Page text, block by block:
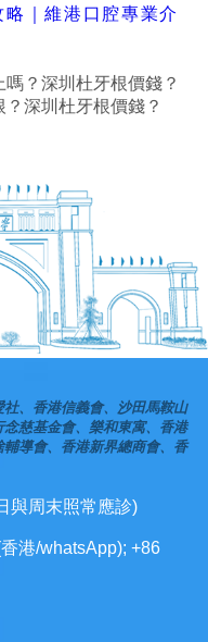
｜維港口腔專業介
？深圳杜牙根價錢？
深圳杜牙根價錢？
、香港信義會、沙田馬鞍山
慈基金會、樂和東寓、香港
導會、香港新界總商會、香
與周末照常應診)
港/whatsApp); +86